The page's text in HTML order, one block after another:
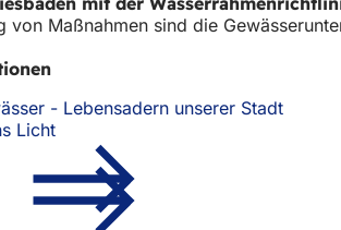
von Maßnahmen sind die
- Lebensadern unserer Stadt
Licht